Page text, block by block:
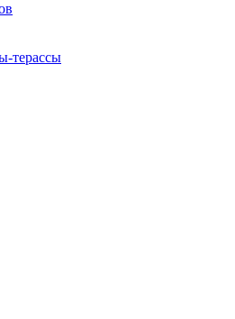
терассы